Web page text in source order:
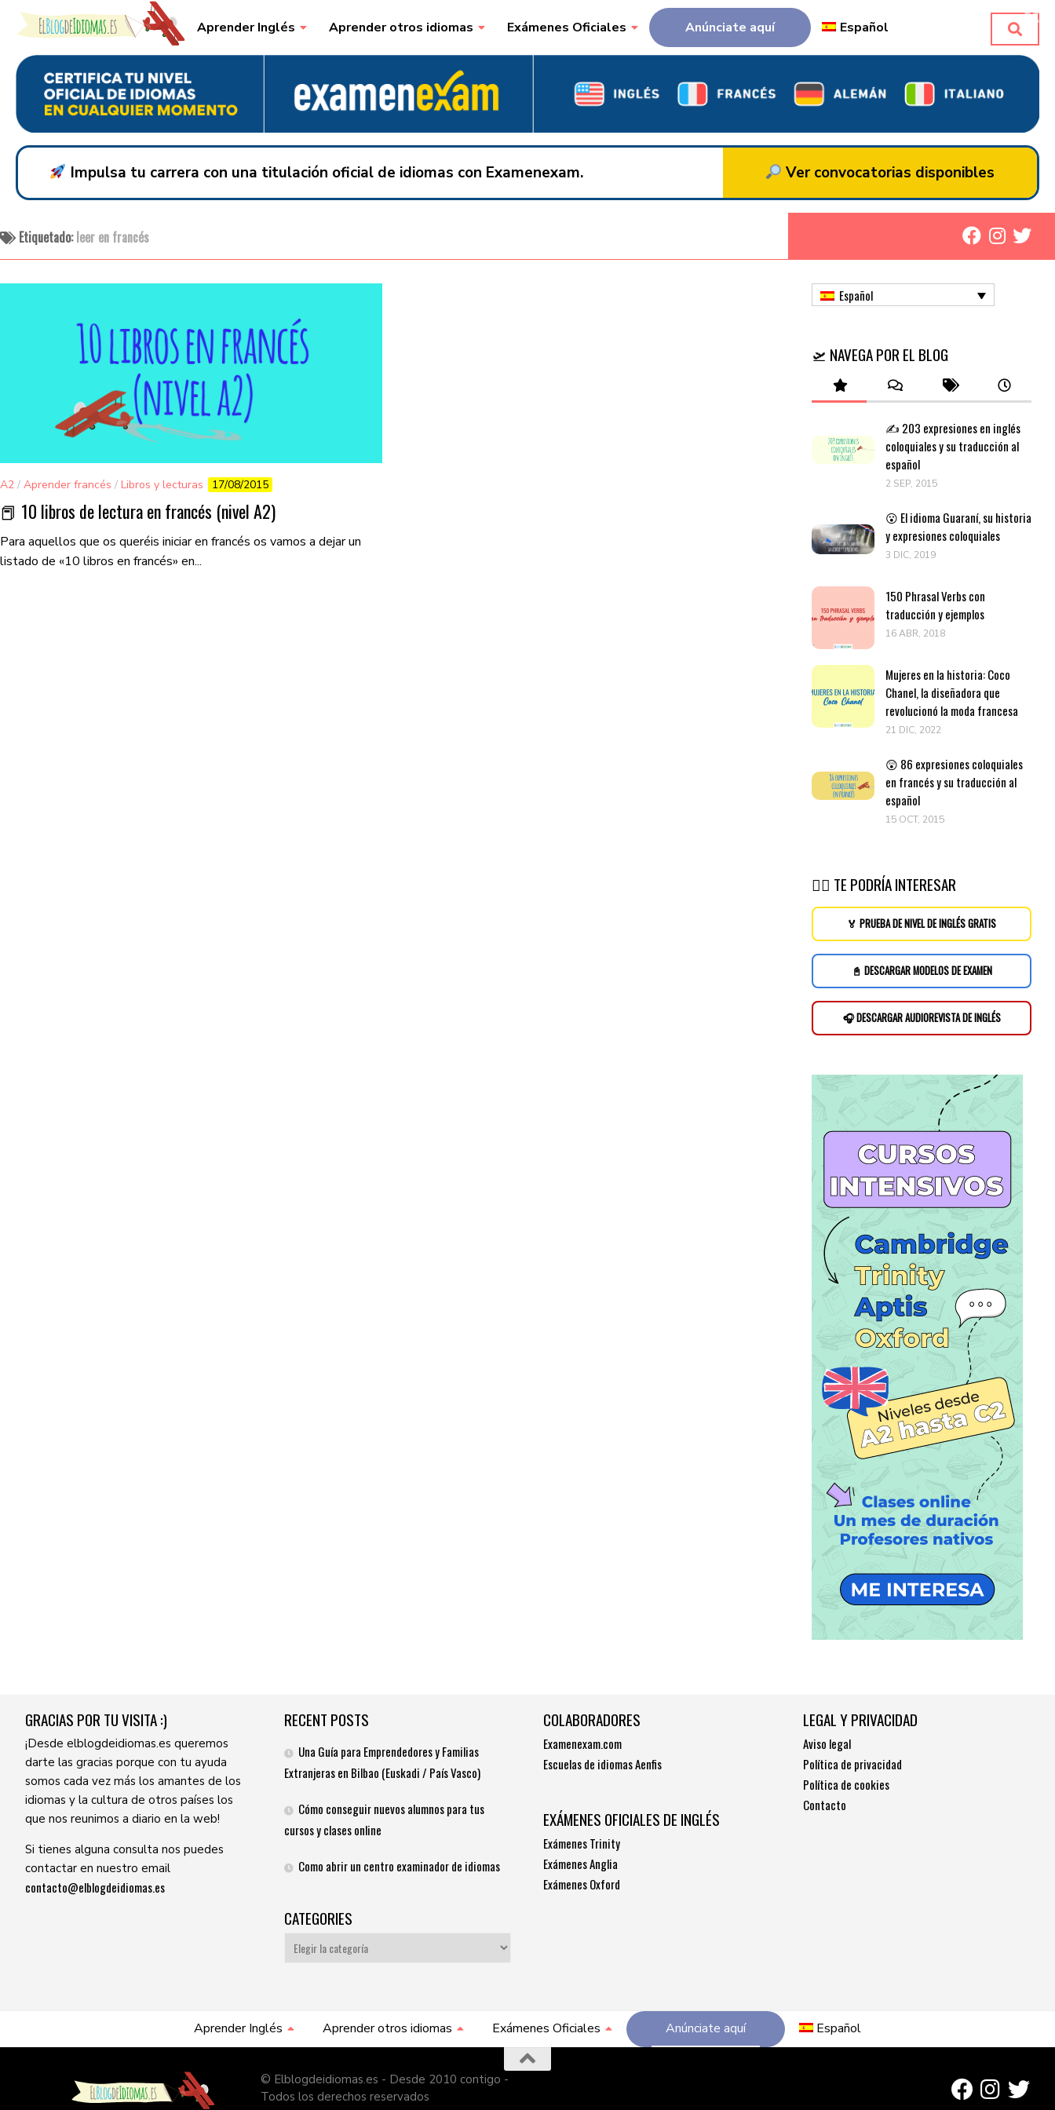
Skip to content Aprender Inglés Aprender otros idiomas Exámenes Oficiales Anúnciate aquí Español
Impulsa tu carrera con una titulación oficial de idiomas con Examenexam. Ver convocatorias disponibles
Etiquetado:leer en francés
A2 / Aprender francés / Libros y lecturas 17/08/2015
📕 10 libros de lectura en francés (nivel A2)
Para aquellos que os queréis iniciar en francés os vamos a dejar un
listado de «10 libros en francés» en...
Español
🛫 NAVEGA POR EL BLOG
✍️ 203 expresiones en inglés
coloquiales y su traducción al
español
2 SEP, 2015
😮 El idioma Guaraní, su historia
y expresiones coloquiales
3 DIC, 2019
150 Phrasal Verbs con
traducción y ejemplos
16 ABR, 2018
Mujeres en la historia: Coco
Chanel, la diseñadora que
revolucionó la moda francesa
21 DIC, 2022
😲 86 expresiones coloquiales
en francés y su traducción al
español
15 OCT, 2015
👉🏽 TE PODRÍA INTERESAR
🏅 PRUEBA DE NIVEL DE INGLÉS GRATIS
📓 DESCARGAR MODELOS DE EXAMEN
🎧 DESCARGAR AUDIOREVISTA DE INGLÉS
GRACIAS POR TU VISITA :)
¡Desde elblogdeidiomas.es queremos
darte las gracias porque con tu ayuda
somos cada vez más los amantes de los
idiomas y la cultura de otros países los
que nos reunimos a diario en la web!
Si tienes alguna consulta nos puedes
contactar en nuestro email
contacto@elblogdeidiomas.es
RECENT POSTS
Una Guía para Emprendedores y Familias
Extranjeras en Bilbao (Euskadi / País Vasco)
Cómo conseguir nuevos alumnos para tus
cursos y clases online
Como abrir un centro examinador de idiomas
CATEGORIES
Categories
COLABORADORES
Examenexam.com
Escuelas de idiomas Aenfis
EXÁMENES OFICIALES DE INGLÉS
Exámenes Trinity
Exámenes Anglia
Exámenes Oxford
LEGAL Y PRIVACIDAD
Aviso legal
Política de privacidad
Política de cookies
Contacto
Aprender Inglés Aprender otros idiomas Exámenes Oficiales Anúnciate aquí Español
© Elblogdeidiomas.es - Desde 2010 contigo -
Todos los derechos reservados